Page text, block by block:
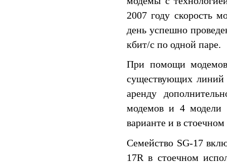
2007 году скорость
день успешно
кбит/c по одной паре.
При помощи модемов
существующих линий
аренду
модемов и 4 модели
варианте и в
Семейство SG-17
17R в стоечном